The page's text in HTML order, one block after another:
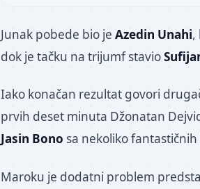
Junak pobede bio je Azedin Unahi,
dok je tačku na trijumf stavio
Iako konačan rezultat govori
prvih deset minuta Džonatan
Jasin Bono sa nekoliko
Maroku je dodatni problem